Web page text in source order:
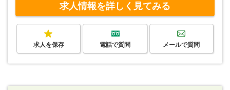
求人情報を詳しく見てみる
求人を保存 電話で質問 メールで質問